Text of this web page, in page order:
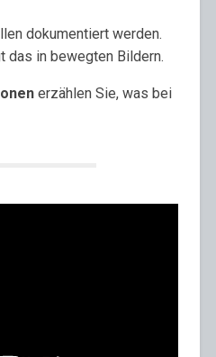
dokumentiert werden.
das in bewegten Bildern.
erzählen Sie, was bei